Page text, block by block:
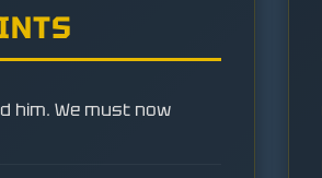
him. We must now